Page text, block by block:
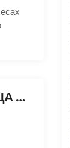
ЗОЛОТОЕ ДНО. СОКРОВИЩА ВТОРОЙ МИРОВОЙ